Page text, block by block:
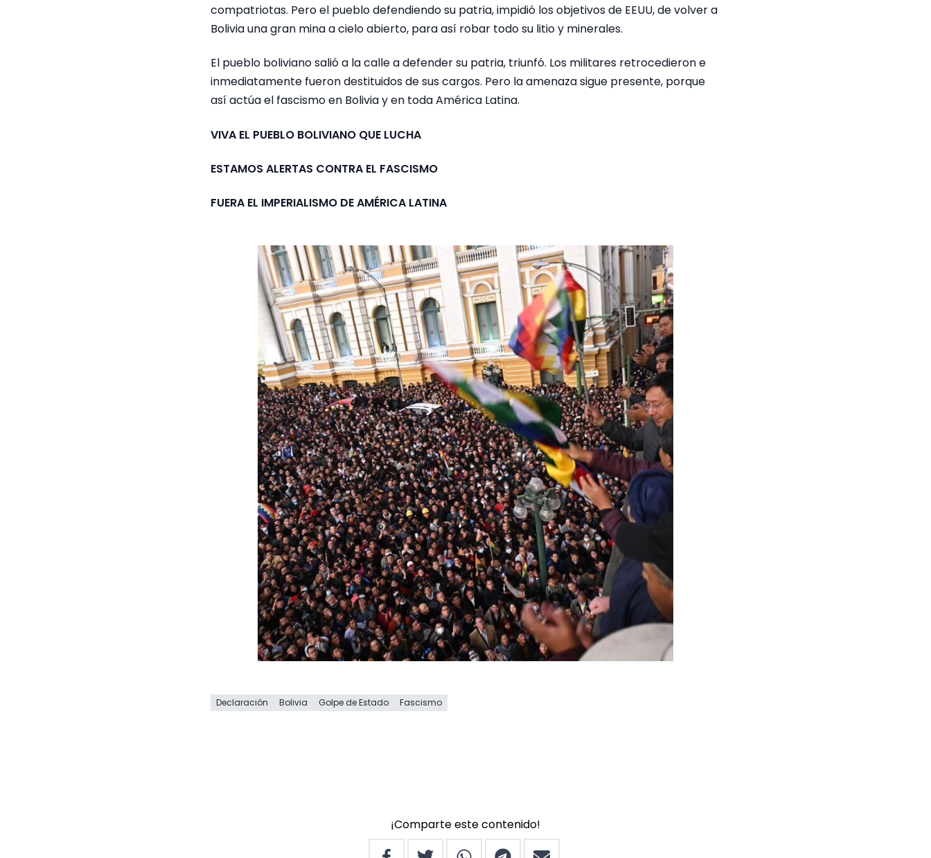
compatriotas. Pero el pueblo defendiendo su patria, impidió los objetivos de EEUU, de volver a
Bolivia una gran mina a cielo abierto, para así robar todo su litio y minerales.
El pueblo boliviano salió a la calle a defender su patria, triunfó. Los militares retrocedieron e
inmediatamente fueron destituidos de sus cargos. Pero la amenaza sigue presente, porque
así actúa el fascismo en Bolivia y en toda América Latina.
VIVA EL PUEBLO BOLIVIANO QUE LUCHA
ESTAMOS ALERTAS CONTRA EL FASCISMO
FUERA EL IMPERIALISMO DE AMÉRICA LATINA
Declaración Bolivia Golpe de Estado Fascismo
¡Comparte este contenido!